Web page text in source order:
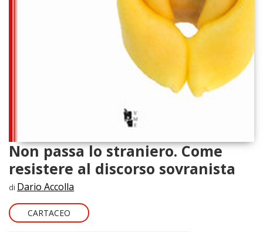
Non passa lo straniero. Come
resistere al discorso sovranista
di Dario Accolla
CARTACEO